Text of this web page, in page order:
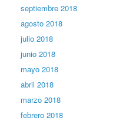
septiembre 2018
agosto 2018
julio 2018
junio 2018
mayo 2018
abril 2018
marzo 2018
febrero 2018